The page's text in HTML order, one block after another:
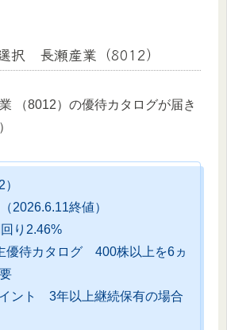
択 長瀬産業（8012）
（8012）の優待カタログが届き
2026.6.11終値）
り2.46%
待カタログ 400株以上を6ヵ
ント 3年以上継続保有の場合